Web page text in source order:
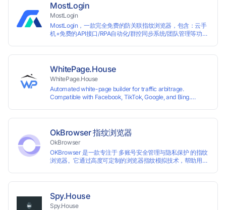
IPFLEX when topping up your Pay2.House account and get
+1% credited to your balance from the deposit.
MostLogin
MostLogin
MostLogin，一款完全免费的防关联指纹浏览器，包含：云手
机+免费的API接口/RPA自动化/群控同步系统/团队管理等功
WhitePage.House
WhitePage.House
Automated white-page builder for traffic arbitrage.
Compatible with Facebook, TikTok, Google, and Bing.
OkBrowser 指纹浏览器
OkBrowser
OKBrowser 是一款专注于 多账号安全管理与隐私保护 的指纹
浏览器。它通过高度可定制的浏览器指纹模拟技术，帮助用户
Spy.House
Spy.House